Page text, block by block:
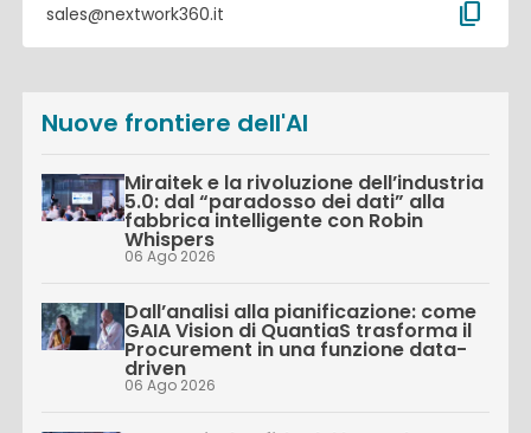
sales@nextwork360.it content_copy
Nuove frontiere dell'AI
Miraitek e la rivoluzione dell’industria
5.0: dal “paradosso dei dati” alla
fabbrica intelligente con Robin
Whispers
06 Ago 2026
Dall’analisi alla pianificazione: come
GAIA Vision di QuantiaS trasforma il
Procurement in una funzione data-
driven
06 Ago 2026